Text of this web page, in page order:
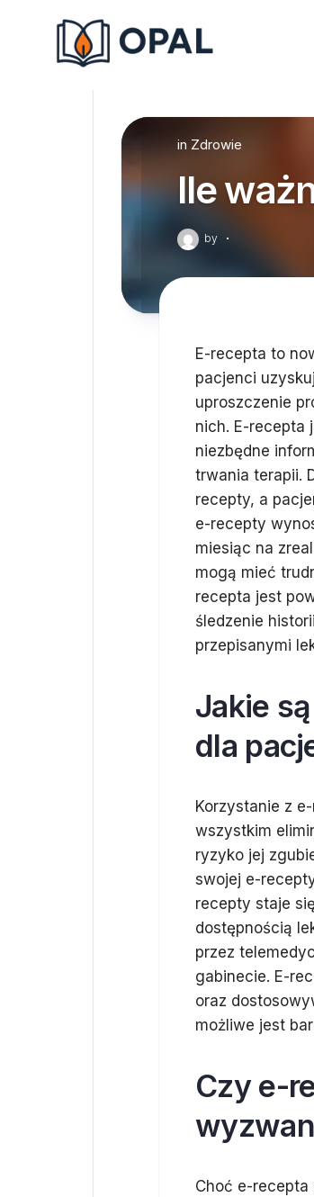
in Zdrowie
Ile
by ·
E-recepta to
pacjenci
uproszczenie
nich. E-recepta
niezbędne
trwania terapii.
recepty, a
e-recepty
miesiąc na
mogą mieć
recepta jest
śledzenie
przepisanymi
Jakie
dla
Korzystanie z
wszystkim
ryzyko jej
swojej e-
recepty staje
dostępnością
przez
gabinecie. E-
oraz
możliwe jest
Czy e-
Choć e-recepta